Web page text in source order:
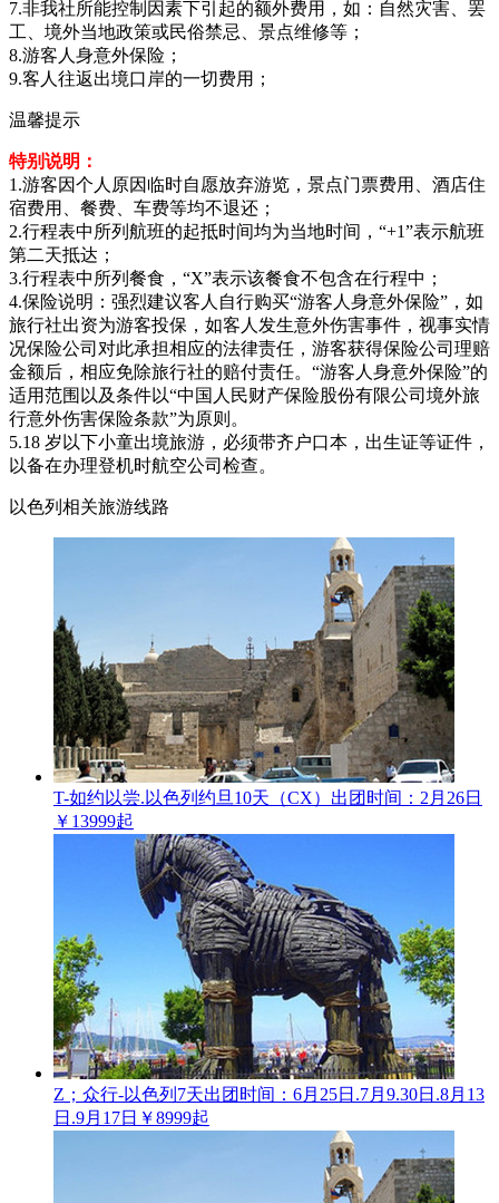
7.非我社所能控制因素下引起的额外费用，如：自然灾害、罢
工、境外当地政策或民俗禁忌、景点维修等；
8.游客人身意外保险；
9.客人往返出境口岸的一切费用；
温馨提示
特别说明：
1.游客因个人原因临时自愿放弃游览，景点门票费用、酒店住
宿费用、餐费、车费等均不退还；
2.行程表中所列航班的起抵时间均为当地时间，“+1”表示航班
第二天抵达；
3.行程表中所列餐食，“X”表示该餐食不包含在行程中；
4.保险说明：强烈建议客人自行购买“游客人身意外保险”，如
旅行社出资为游客投保，如客人发生意外伤害事件，视事实情
况保险公司对此承担相应的法律责任，游客获得保险公司理赔
金额后，相应免除旅行社的赔付责任。“游客人身意外保险”的
适用范围以及条件以“中国人民财产保险股份有限公司境外旅
行意外伤害保险条款”为原则。
5.18 岁以下小童出境旅游，必须带齐户口本，出生证等证件，
以备在办理登机时航空公司检查。
以色列相关旅游线路
T-如约以尝.以色列约旦10天（CX） 出团时间：2月26日
￥13999起
Z；众行-以色列7天出团时间：6月25日.7月9.30日.8月13
日.9月17日 ￥8999起